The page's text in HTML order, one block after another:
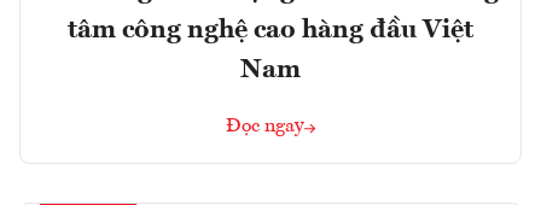
tâm công nghệ cao hàng đầu Việt
Nam
Đọc ngay